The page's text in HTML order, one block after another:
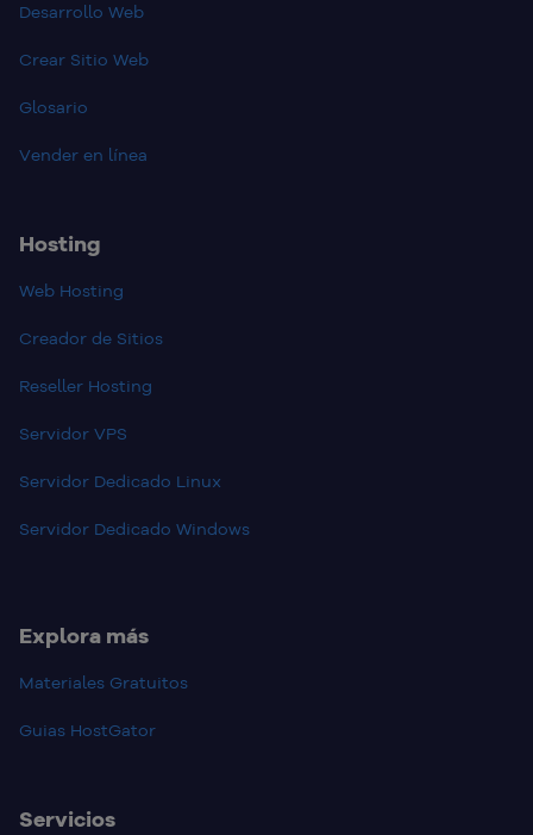
Desarrollo Web
Crear Sitio Web
Glosario
Vender en línea
Hosting
Web Hosting
Creador de Sitios
Reseller Hosting
Servidor VPS
Servidor Dedicado Linux
Servidor Dedicado Windows
Explora más
Materiales Gratuitos
Guias HostGator
Servicios